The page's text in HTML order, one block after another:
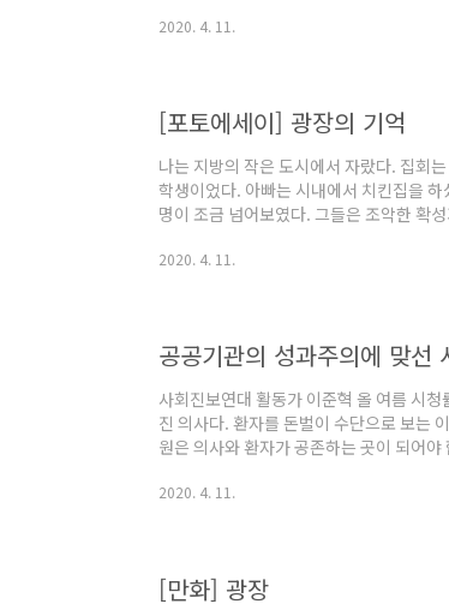
니라 버려지는 재료들에 디자인을 입힌 업
2020. 4. 11.
[포토에세이] 광장의 기억
나는 지방의 작은 도시에서 자랐다. 집회
학생이었다. 아빠는 시내에서 치킨집을
명이 조금 넘어보였다. 그들은 조악한 확
다. 가끔 같이하기도 했다. 수가 많을 때도
2020. 4. 11.
공공기관의 성과주의에 맞선
사회진보연대 활동가 이준혁 올 여름 시
진 의사다. 환자를 돈벌이 수단으로 보는
원은 의사와 환자가 공존하는 곳이 되어
롯한 국민 보험, 에너지, 교통 등의 공공기
2020. 4. 11.
[만화] 광장